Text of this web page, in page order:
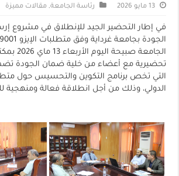
13 مايو 2026 رئاسة الجامعة, مقالات مميزة
في إطار التحضير الجيد للإنطلاق في مشروع
الجامعة
تحضيرية مع أعضاء من خلية ضمان الجودة
التي تخص برنامج التكوين والتحسيس حول
الدولي، وذلك من أجل انطلاقة فعالة ومنهجية